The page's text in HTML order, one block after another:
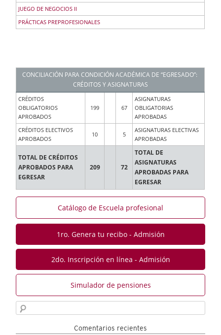
JUEGO DE NEGOCIOS II
PRÁCTICAS PREPROFESIONALES
CONCILIACIÓN PARA CONDICIÓN ACADÉMICA DE “EGRESADO”:
CRÉDITOS Y ASIGNATURAS
CRÉDITOS
OBLIGATORIOS
APROBADOS
199 67
ASIGNATURAS
OBLIGATORIAS
APROBADAS
CRÉDITOS ELECTIVOS
APROBADOS
10 5
ASIGNATURAS ELECTIVAS
APROBADAS
TOTAL DE CRÉDITOS
APROBADOS PARA
EGRESAR
209 72
TOTAL DE
ASIGNATURAS
APROBADAS PARA
EGRESAR
Catálogo de Escuela profesional
1ro. Genera tu recibo - Admisión
2do. Inscripción en línea - Admisión
Simulador de pensiones
Comentarios recientes